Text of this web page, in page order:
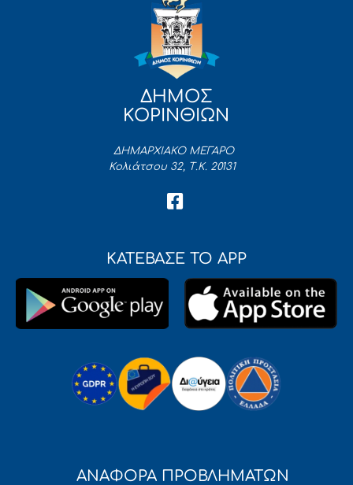
ΔΗΜΟΣ
ΚΟΡΙΝΘΙΩΝ
ΔΗΜΑΡΧΙΑΚΟ ΜΕΓΑΡΟ
Κολιάτσου 32, Τ.Κ. 20131
ΚΑΤΕΒΑΣΕ ΤΟ APP
ΑΝΑΦΟΡΑ ΠΡΟΒΛΗΜΑΤΩΝ